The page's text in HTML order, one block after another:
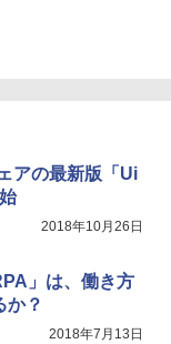
アの最新版「Ui
2018年10月26日
」は、働き方
か？
2018年7月13日